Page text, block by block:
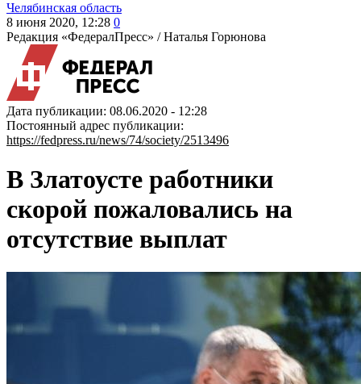
Челябинская область
8 июня 2020, 12:28 0
Редакция «ФедералПресс» /Наталья Горюнова
Дата публикации: 08.06.2020 - 12:28
Постоянный адрес публикации:
https://fedpress.ru/news/74/society/2513496
В Златоусте работники
скорой пожаловались на
отсутствие выплат